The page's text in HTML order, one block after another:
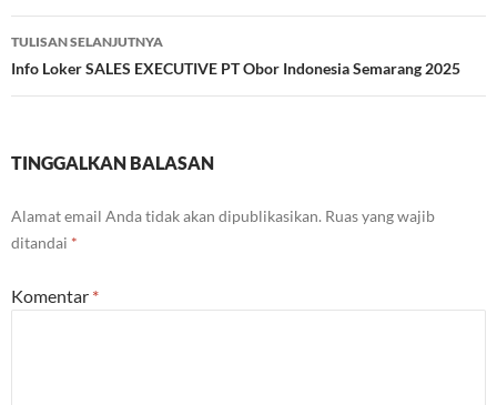
TULISAN SELANJUTNYA
Info Loker SALES EXECUTIVE PT Obor Indonesia Semarang 2025
TINGGALKAN BALASAN
Alamat email Anda tidak akan dipublikasikan. Ruas yang wajib
ditandai *
Komentar *